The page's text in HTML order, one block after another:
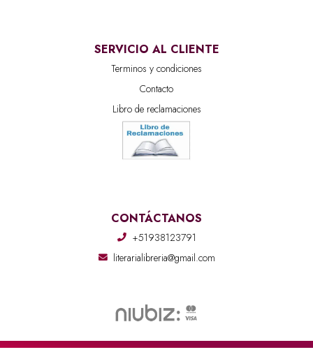
SERVICIO AL CLIENTE
Terminos y condiciones
Contacto
Libro de reclamaciones
CONTÁCTANOS
+51938123791
literarialibreria@gmail.com